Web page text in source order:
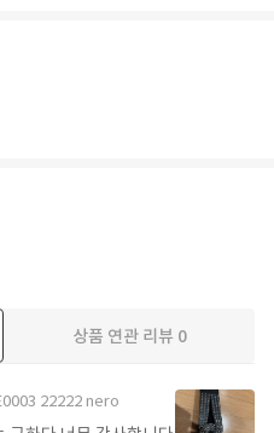
상품 연관 리뷰 0
22222 nero